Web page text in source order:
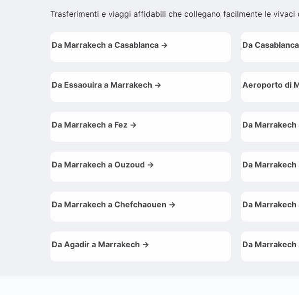
Trasferimenti e viaggi affidabili che collegano facilmente le
Da Marrakech a Casablanca → Da
Da Essaouira a Marrakech → Aeroporto di
Da Marrakech a Fez → Da
Da Marrakech a Ouzoud → Da Marrakech
Da Marrakech a Chefchaouen → Da
Da Agadir a Marrakech → Da